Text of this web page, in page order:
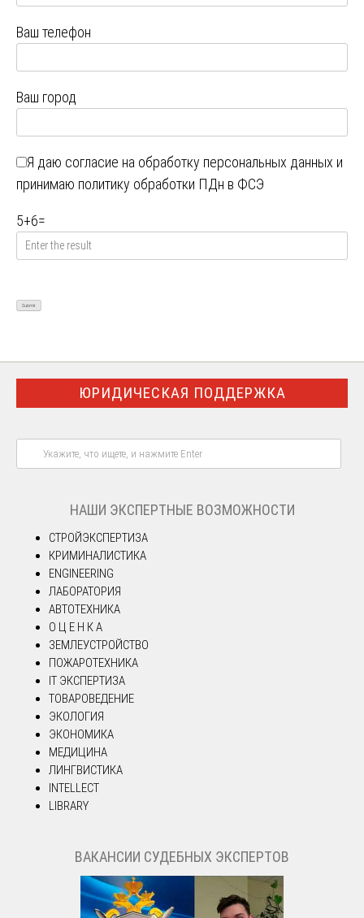
Ваш телефон
Ваш город
Я даю согласие на обработку персональных данных и
принимаю политику обработки ПДн в ФСЭ
5+6=
ЮРИДИЧЕСКАЯ ПОДДЕРЖКА
НАШИ ЭКСПЕРТНЫЕ ВОЗМОЖНОСТИ
СТРОЙЭКСПЕРТИЗА
КРИМИНАЛИСТИКА
ENGINEERING
ЛАБОРАТОРИЯ
АВТОТЕХНИКА
О Ц Е Н К А
ЗЕМЛЕУСТРОЙСТВО
ПОЖАРОТЕХНИКА
IT ЭКСПЕРТИЗА
ТОВАРОВЕДЕНИЕ
ЭКОЛОГИЯ
ЭКОНОМИКА
МЕДИЦИНА
ЛИНГВИСТИКА
INTELLECT
LIBRARY
ВАКАНСИИ СУДЕБНЫХ ЭКСПЕРТОВ